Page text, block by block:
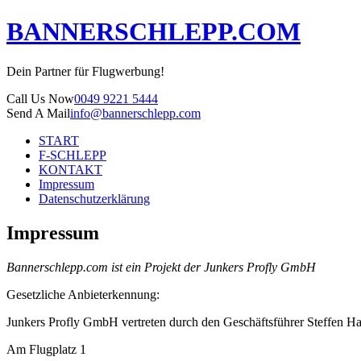
Skip
to
BANNERSCHLEPP.COM
Dein Partner für Flugwerbung!
Call Us Now0049 9221 5444
Send A Mailinfo@bannerschlepp.com
START
F-SCHLEPP
KONTAKT
Impressum
Datenschutzerklärung
Impressum
Bannerschlepp.com ist ein Projekt der Junkers Profly GmbH
Gesetzliche Anbieterkennung:
Junkers Profly GmbH vertreten durch den Geschäftsführer Steffen
Am Flugplatz 1